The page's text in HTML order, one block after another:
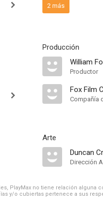
2 más
Producción
William
Productor
Fox Film
Compañía
Arte
Duncan
Dirección
PlayMax no tiene relación alguna
y/o cubiertas pertenece a sus